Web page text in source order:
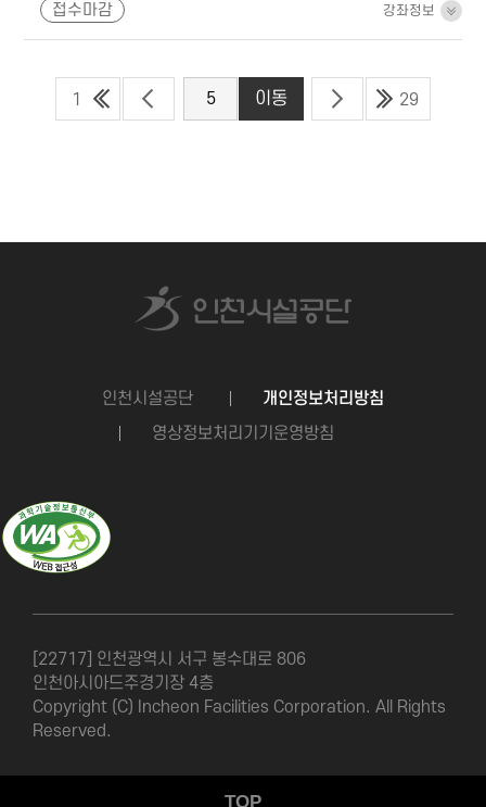
접수마감 강좌정보
1 29
인천시설공단
개인정보처리방침
영상정보처리기기운영방침
TOP
[22717] 인천광역시 서구 봉수대로 806
인천아시아드주경기장 4층
Copyright (C) Incheon Facilities Corporation. All Rights
Reserved.